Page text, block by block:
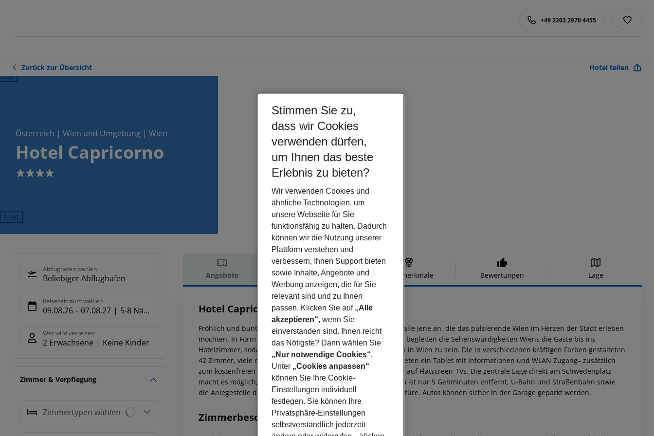
+49 2203 2970 4455
Zurück zur Übersicht Hotel teilen
Österreich | Wien und Umgebung | Wien
Hotel Capricorno
4
Next
Abflughafen wählen
Beliebiger Abflughafen
Reisezeitraum wählen
09.08.26– 07.08.27 5-8 Nächte
Wer wird verreisen
2 Erwachsene Keine Kinder
Zimmer & Verpflegung
Zimmertypen wählen
Angebote Hotelbeschreibung Hotelmerkmale Bewertungen Lage
Hotelbeschreibung
Hotel Capricorno
4
Fröhlich und bunt wie das Leben spricht das Hotel Capricorno alle jene an, die das pulsierende Wien im Herzen der Stadt erleben
möchten. In Form von ausgewählten Motiven auf Wandtapeten begleiten die Sehenswürdigkeiten Wiens die Gäste bis ins
Hotelzimmer, sodass man das Gefühl hat, auch im Hotel mitten in Wien zu sein. Die in verschiedenen kräftigen Farben gestalteten
42 Zimmer, viele davon mit Balkon, sind alle klimatisiert und bieten ein Tablet mit Informationen und WLAN Zugang– zusätzlich
zum kostenfreien WLAN im ganzen Hotel sowie Sky Programme auf Flatscreen-TVs. Die zentrale Lage direkt am Schwedenplatz
macht es möglich, alles schnell zu erreichen. Der Stephansdom ist nur 5 Gehminuten entfernt, U-Bahn und Straßenbahn sowie
die Anlegestelle des Twin-City Liners liegen direkt vor der Haustüre. Autos können sicher in der Garage geparkt werden.
Zimmerbeschreibung
Stimmen Sie zu,
dass wir Cookies
verwenden dürfen,
um Ihnen das beste
Erlebnis zu bieten?
Wir verwenden Cookies und
ähnliche Technologien, um
unsere Webseite für Sie
funktionsfähig zu halten. Dadurch
können wir die Nutzung unserer
Plattform verstehen und
verbessern, Ihnen Support bieten
sowie Inhalte, Angebote und
Werbung anzeigen, die für Sie
relevant sind und zu Ihnen
passen. Klicken Sie auf „Alle
akzeptieren“, wenn Sie
einverstanden sind. Ihnen reicht
das Nötigste? Dann wählen Sie
„Nur notwendige Cookies“.
Unter „Cookies anpassen“
können Sie Ihre Cookie-
Einstellungen individuell
festlegen. Sie können Ihre
Privatsphäre-Einstellungen
selbstverständlich jederzeit